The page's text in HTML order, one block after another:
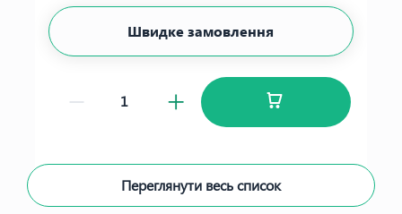
Швидке замовлення
Переглянути весь список